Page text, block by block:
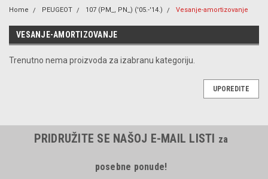
Home PEUGEOT 107 (PM_, PN_) ('05.-'14.) Vesanje-amortizovanje
VESANJE-AMORTIZOVANJE
Trenutno nema proizvoda za izabranu kategoriju.
UPOREDITE
PRIDRUŽITE SE NAŠOJ E-MAIL LISTI za
posebne ponude!